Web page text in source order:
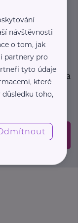
na každý den,
Takový je
se k jeho
pomohou
rodinný život.
akcích a
ve vaší e-
Odeslat
návštěvnosti
o tom, jak
partnery pro
tyto údaje
které
toho,